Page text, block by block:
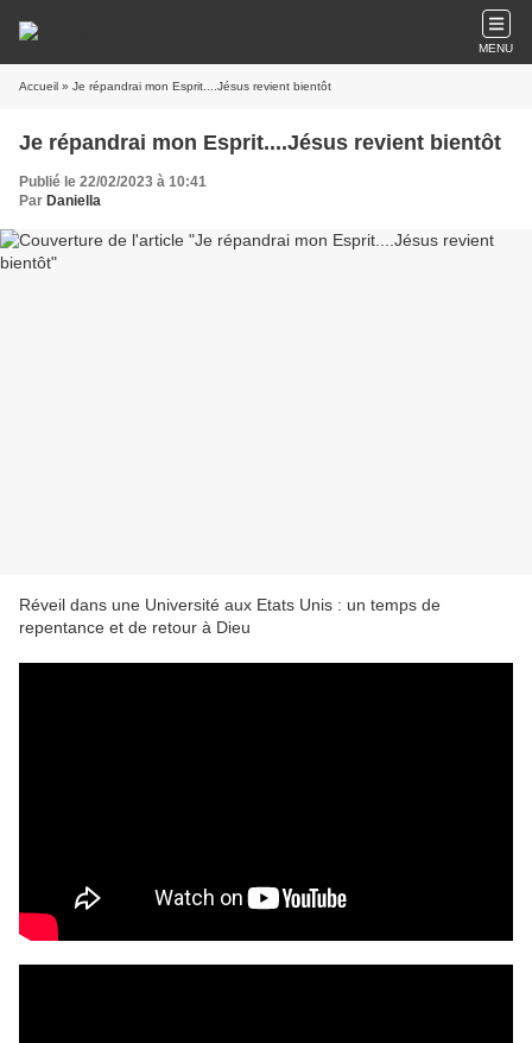
MENU
Accueil » Je répandrai mon Esprit....Jésus revient bientôt
Je répandrai mon Esprit....Jésus revient bientôt
Publié le 22/02/2023 à 10:41
Par Daniella
Réveil dans une Université aux Etats Unis : un temps de
repentance et de retour à Dieu